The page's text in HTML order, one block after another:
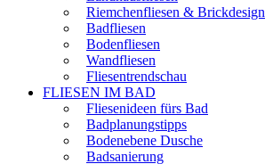
Riemchenfliesen & Brickdesign
Badfliesen
Bodenfliesen
Wandfliesen
Fliesentrendschau
FLIESEN IM BAD
Fliesenideen fürs Bad
Badplanungstipps
Bodenebene Dusche
Badsanierung